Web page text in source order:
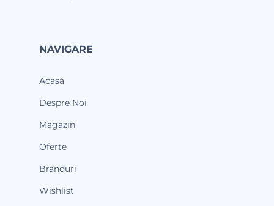
NAVIGARE
Acasă
Despre Noi
Magazin
Oferte
Branduri
Wishlist